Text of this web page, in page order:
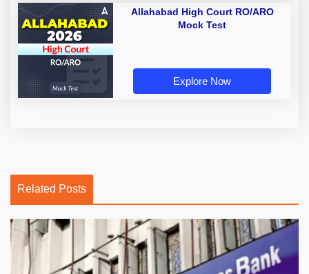
Allahabad High Court RO/ARO
Mock Test
Explore Now
Related Posts